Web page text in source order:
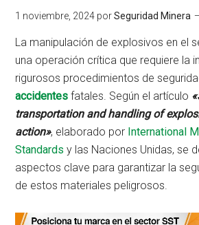
1 noviembre, 2024 porSeguridad Minera
La manipulación de explosivos en el
una operación crítica que requiere la
rigurosos procedimientos de
accidentes fatales. Según el artículo
transportation and handling of
action», elaborado por International
Standards y las Naciones Unidas, se
aspectos clave para garantizar la
de estos materiales peligrosos.